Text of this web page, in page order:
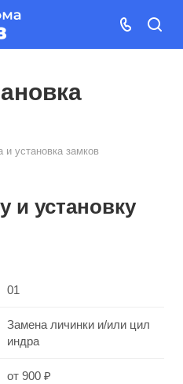
и установка замков
и установку
01
Замена личинки и/или цил
индра
от 900 ₽